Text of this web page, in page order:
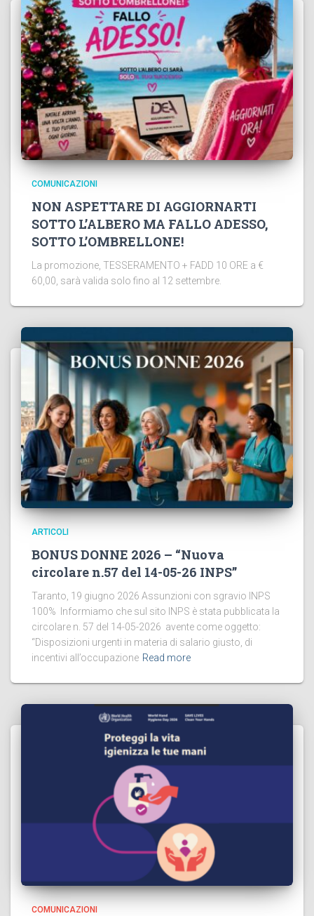
COMUNICAZIONI
NON ASPETTARE DI AGGIORNARTI
SOTTO L’ALBERO MA FALLO ADESSO,
SOTTO L’OMBRELLONE!
La promozione, TESSERAMENTO + FADD 10 ORE a €
60,00, sarà valida solo fino al 12 settembre.
ARTICOLI
BONUS DONNE 2026 – “Nuova
circolare n.57 del 14-05-26 INPS”
Taranto, 19 giugno 2026 Assunzioni con sgravio INPS
100% Informiamo che sul sito INPS è stata pubblicata la
circolare n. 57 del 14-05-2026 avente come oggetto:
“Disposizioni urgenti in materia di salario giusto, di
incentivi all’occupazione Read more
COMUNICAZIONI